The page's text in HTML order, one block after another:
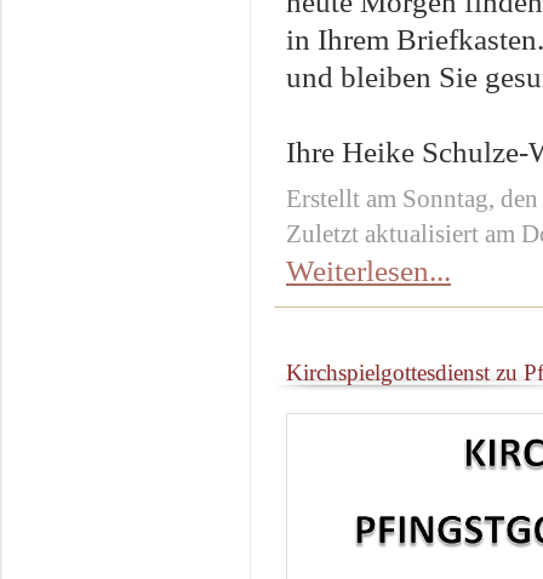
in Ihrem
und bleiben Sie
Ihre Heike Schulze-
Erstellt am Sonntag,
Zuletzt aktualisiert am
Weiterlesen...
Kirchspielgottesdienst zu